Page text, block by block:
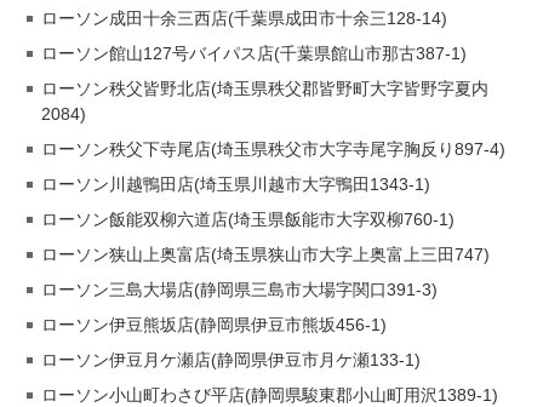
ローソン成田十余三西店(千葉県成田市十余三128-14)
ローソン館山127号バイパス店(千葉県館山市那古387-1)
ローソン秩父皆野北店(埼玉県秩父郡皆野町大字皆野字夏内
2084)
ローソン秩父下寺尾店(埼玉県秩父市大字寺尾字胸反り897-4)
ローソン川越鴨田店(埼玉県川越市大字鴨田1343-1)
ローソン飯能双柳六道店(埼玉県飯能市大字双柳760-1)
ローソン狭山上奥富店(埼玉県狭山市大字上奥富上三田747)
ローソン三島大場店(静岡県三島市大場字関口391-3)
ローソン伊豆熊坂店(静岡県伊豆市熊坂456-1)
ローソン伊豆月ケ瀬店(静岡県伊豆市月ケ瀬133-1)
ローソン小山町わさび平店(静岡県駿東郡小山町用沢1389-1)